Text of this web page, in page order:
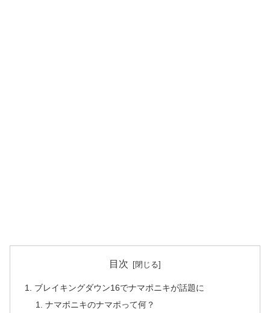
目次
ブレイキングダウン16でナマポニキが話題に
ナマポニキのナマポって何？